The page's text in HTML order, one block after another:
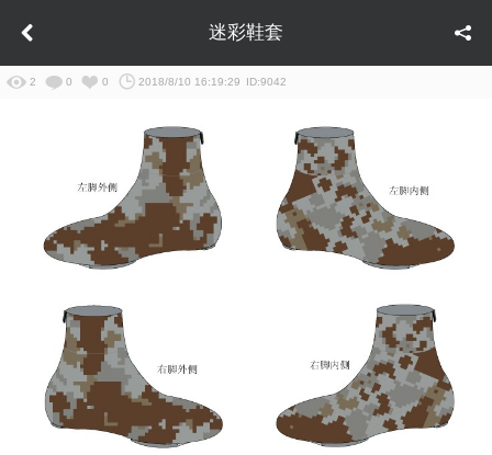
迷彩鞋套
2 0 0 2018/8/10 16:19:29 ID:9042